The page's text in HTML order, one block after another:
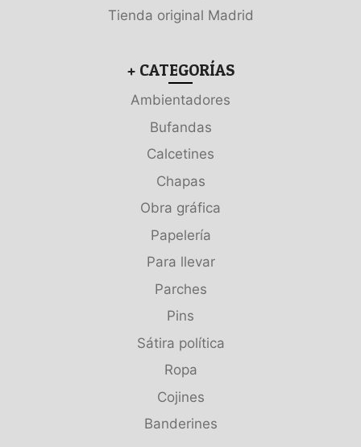
Tienda original Madrid
+ CATEGORÍAS
Ambientadores
Bufandas
Calcetines
Chapas
Obra gráfica
Papelería
Para llevar
Parches
Pins
Sátira política
Ropa
Cojines
Banderines